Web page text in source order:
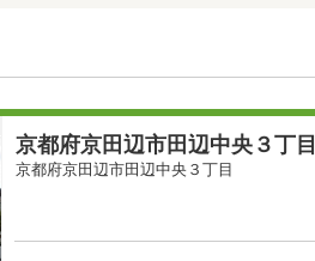
京都府京田辺市田辺中央３丁
京都府京田辺市田辺中央３丁目